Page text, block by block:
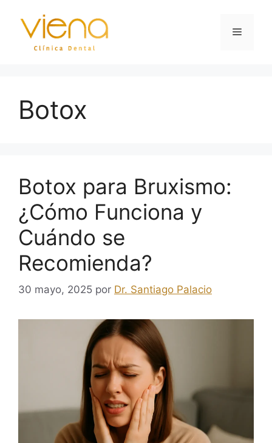
Botox
Botox para Bruxismo:
¿Cómo Funciona y
Cuándo se
Recomienda?
30 mayo, 2025 por Dr. Santiago Palacio